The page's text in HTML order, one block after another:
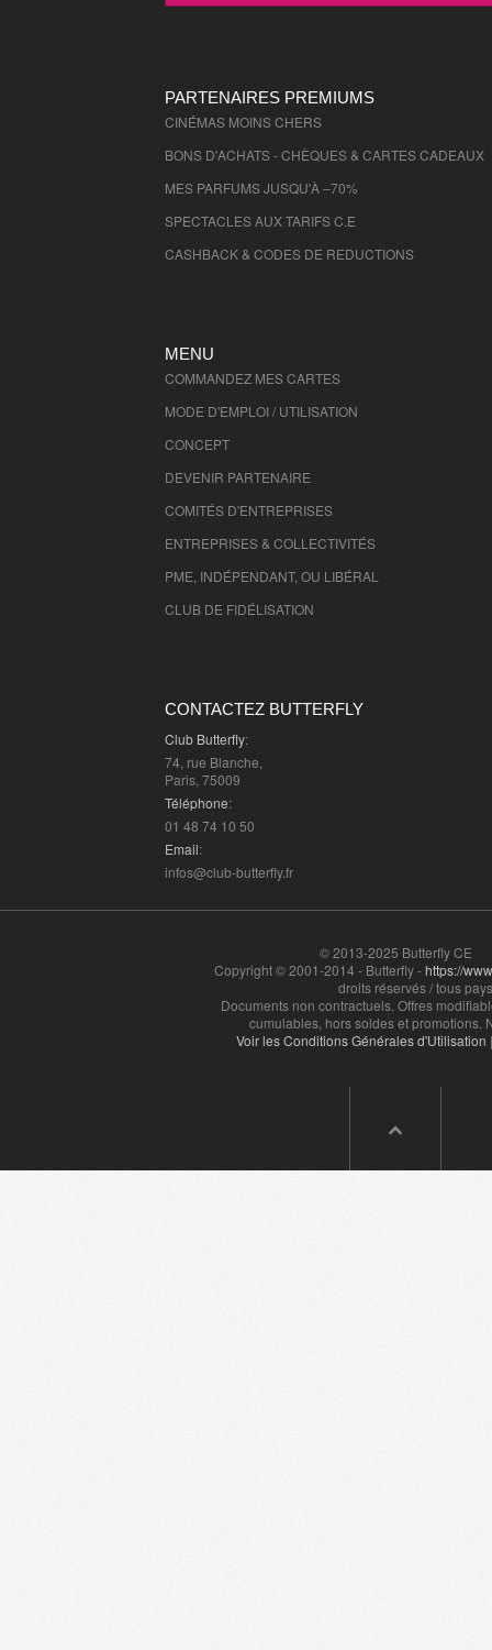
PARTENAIRES PREMIUMS
CINÉMAS MOINS CHERS
BONS D'ACHATS - CHÈQUES & CARTES CADEAUX
MES PARFUMS JUSQU'À –70%
SPECTACLES AUX TARIFS C.E
CASHBACK & CODES DE REDUCTIONS
MENU
COMMANDEZ MES CARTES
MODE D'EMPLOI / UTILISATION
CONCEPT
DEVENIR PARTENAIRE
COMITÉS D'ENTREPRISES
ENTREPRISES & COLLECTIVITÉS
PME, INDÉPENDANT, OU LIBÉRAL
CLUB DE FIDÉLISATION
CONTACTEZ BUTTERFLY
Club Butterfly:
74, rue Blanche,
Paris, 75009
Téléphone:
01 48 74 10 50
Email:
infos@club-butterfly.fr
© 2013-2025 Butterfly CE
Copyright © 2001-2014 - Butterfly -https://
droits réservés / tous
Documents non contractuels. Offres
cumulables, hors soldes et promotions.
Voir les Conditions Générales d'Utilisation